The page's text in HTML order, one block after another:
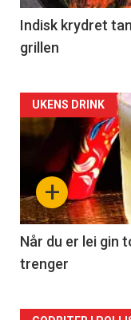
Indisk krydret
grillen
Forsiden
akkurat
nå
-
2
+
UKENS DRINK
Når du er lei gin
trenger